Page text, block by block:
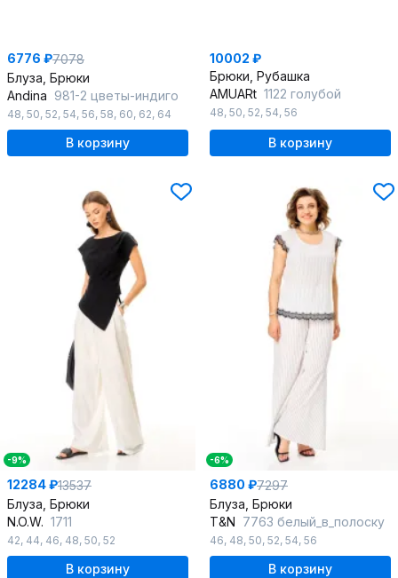
6776 ₽7078
Блуза, Брюки
Andina 981-2 цветы-индиго
48, 50, 52, 54, 56, 58, 60, 62, 64
В корзину
10002 ₽
Брюки, Рубашка
AMUARt 1122 голубой
48, 50, 52, 54, 56
В корзину
-9%
12284 ₽13537
Блуза, Брюки
N.O.W. 1711
42, 44, 46, 48, 50, 52
В корзину
-6%
6880 ₽7297
Блуза, Брюки
T&N 7763 белый_в_полоску
46, 48, 50, 52, 54, 56
В корзину